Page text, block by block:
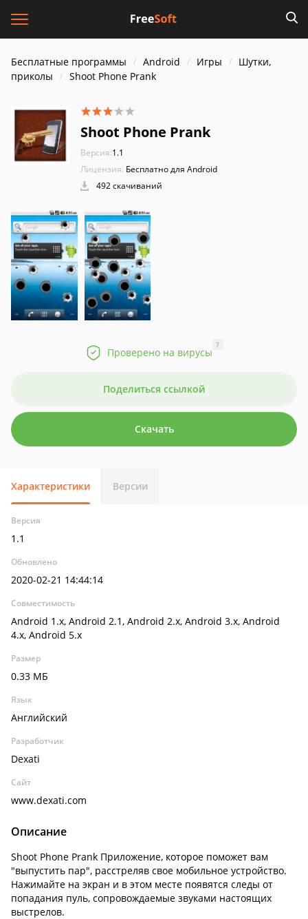
Бесплатные программы Android Игры
Шутки,
приколы
Shoot Phone Prank
Shoot Phone Prank
Версия:1.1
Лицензия: Бесплатно для Android
492 скачиваний
Проверено на вирусы
?
Поделиться ссылкой
Скачать
Характеристики Версии
Версия
1.1
Обновлено
2020-02-21 14:44:14
Совместимость
Android 1.x, Android 2.1, Android 2.x, Android 3.x, Android
4.x, Android 5.x
Размер
0.33 МБ
Язык
Английский
Разработчик
Dexati
Сайт
www.dexati.com
Описание
Shoot Phone Prank Приложение, которое поможет вам
"выпустить пар", расстреляв свое мобильное устройство.
Нажимайте на экран и в этом месте появятся следы от
попадания пуль, сопровождаемые звуками настоящих
выстрелов.